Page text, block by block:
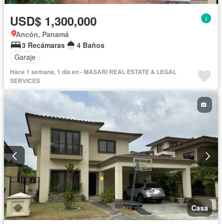
USD$ 1,300,000
Ancón, Panamá
3 Recámaras
4 Baños
Garaje
Hace 1 semana, 1 día en - MASARI REAL ESTATE & LEGAL
SERVICES
Casa